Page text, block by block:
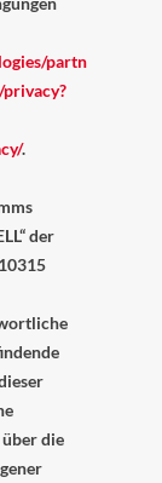
partn
.
der
die